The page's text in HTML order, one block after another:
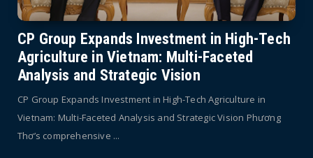
CP Group Expands Investment in High-Tech
Agriculture in Vietnam: Multi-Faceted
Analysis and Strategic Vision
CP Group Expands Investment in High-Tech Agriculture in
Vietnam: Multi-Faceted Analysis and Strategic Vision Phương
Thơ’s comprehensive ...